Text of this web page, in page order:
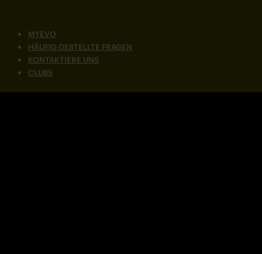
MYEVO
HÄUFIG GESTELLTE FRAGEN
KONTAKTIERE UNS
CLUBS